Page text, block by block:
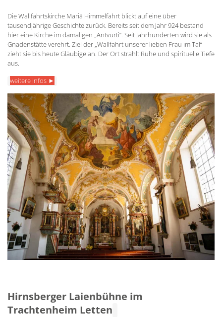
Die Wallfahrtskirche Mariä Himmelfahrt blickt auf eine über
tausendjährige Geschichte zurück. Bereits seit dem Jahr 924 bestand
hier eine Kirche im damaligen „Antvurti“. Seit Jahrhunderten wird sie als
Gnadenstätte verehrt. Ziel der „Wallfahrt unserer lieben Frau im Tal“
zieht sie bis heute Gläubige an. Der Ort strahlt Ruhe und spirituelle Tiefe
aus.
weitere Infos ►
Hirnsberger Laienbühne im
Trachtenheim Letten